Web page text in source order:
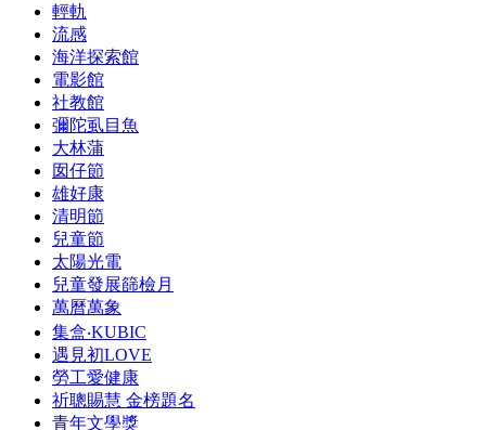
輕軌
流感
海洋探索館
電影館
社教館
彌陀虱目魚
大林蒲
囡仔節
雄好康
清明節
兒童節
太陽光電
兒童發展篩檢月
萬曆萬象
集盒‧KUBIC
遇見初LOVE
勞工愛健康
祈聰賜慧 金榜題名
青年文學獎